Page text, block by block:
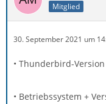
Mitglied
30. September 2021 um
• Thunderbird-
• Betriebssystem +